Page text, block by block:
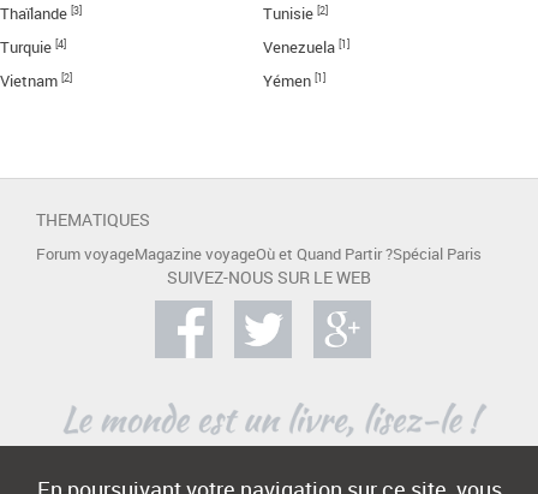
Thaïlande [3] Tunisie [2]
Turquie [4] Venezuela [1]
Vietnam [2] Yémen [1]
THEMATIQUES
Forum voyageMagazine voyageOù et Quand Partir ?Spécial Paris
SUIVEZ-NOUS SUR LE WEB